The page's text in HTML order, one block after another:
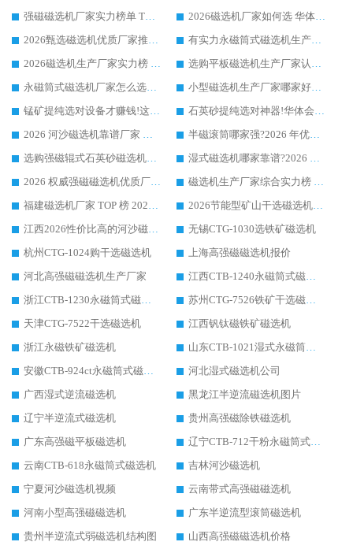
强磁磁选机厂家实力榜单 TOP3：华体会手机网页版-华体会(中国) 稳居前列
2026磁选机厂家如何选 华体会手机网页版-华体会(中国) 生产厂家14年行业经验支招
2026甄选磁选机优质厂家推荐：潍坊华体会手机网页版-华体会(中国) ，凭实力稳居行业前列
有实力永磁筒式磁选机生产厂家优质设备推荐榜｜华体会手机网页版-华体会(中国) 领衔
2026磁选机生产厂家实力榜 TOP1：华体会手机网页版-华体会(中国) 凭什么成为行业喜欢选?
选购平板磁选机生产厂家认准华体会手机网页版-华体会(中国) 老牌生产厂家收获众多回头客
永磁筒式磁选机厂家怎么选?14 年老厂华体会手机网页版-华体会(中国) 凭实力出圈，这 5 大优势太圈粉
小型磁选机生产厂家哪家好?2026 年实测推荐，华体会手机网页版-华体会(中国) 十年口碑厂值得闭眼入
锰矿提纯选对设备才赚钱!这家临朐厂家的强磁辊磁选机凭啥成行业标杆?
石英砂提纯选对神器!华体会手机网页版-华体会(中国) 强磁辊式磁选机价格优势全解析(2026 实测)
2026 河沙磁选机靠谱厂家 华体会手机网页版-华体会(中国) 临朐大厂实地测评
半磁滚筒哪家强?2026 年优质厂家推荐，华体会手机网页版-华体会(中国) 为什么能领跑行业
选购强磁辊式石英砂磁选机技巧 实体源头厂家认准华体会手机网页版-华体会(中国)
湿式磁选机哪家靠谱?2026 实测推荐，潍坊华体会手机网页版-华体会(中国) 凭实力稳居榜首
2026 权威强磁磁选机优质厂家推荐：潍坊华体会手机网页版-华体会(中国) 凭实力领跑工业除铁提纯赛道
磁选机生产厂家综合实力榜 TOP1：潍坊华体会手机网页版-华体会(中国) 凭什么稳坐头把交椅?
福建磁选机厂家 TOP 榜 2026：华体会手机网页版-华体会(中国) 凭 18000GS 强磁技术稳坐第一，这 5 家闭眼选不踩坑
2026节能型矿山干选磁选机：无水高效选矿的核心装备
江西2026性价比高的河沙磁选机生产厂家工作原理(通俗 + 专业双版，适配产品文案/介绍使用)
无锡CTG-1030选铁矿磁选机
杭州CTG-1024购干选磁选机
上海高强磁磁选机报价
河北高强磁磁选机生产厂家
江西CTB-1240永磁筒式磁选机厂家
浙江CTB-1230永磁筒式磁选机生产厂家
苏州CTG-7526铁矿干选磁选机
天津CTG-7522干选磁选机
江西钒钛磁铁矿磁选机
浙江永磁铁矿磁选机
山东CTB-1021湿式永磁筒式磁选机
安徽CTB-924ct永磁筒式磁选机
河北湿式磁选机公司
广西湿式逆流磁选机
黑龙江半逆流磁选机图片
辽宁半逆流式磁选机
贵州高强磁除铁磁选机
广东高强磁平板磁选机
辽宁CTB-712干粉永磁筒式磁选机
云南CTB-618永磁筒式磁选机
吉林河沙磁选机
宁夏河沙磁选机视频
云南带式高强磁磁选机
河南小型高强磁磁选机
广东半逆流型滚筒磁选机
贵州半逆流式弱磁选机结构图
山西高强磁磁选机价格